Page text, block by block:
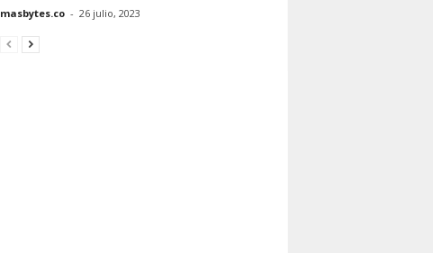
masbytes.co - 26 julio, 2023